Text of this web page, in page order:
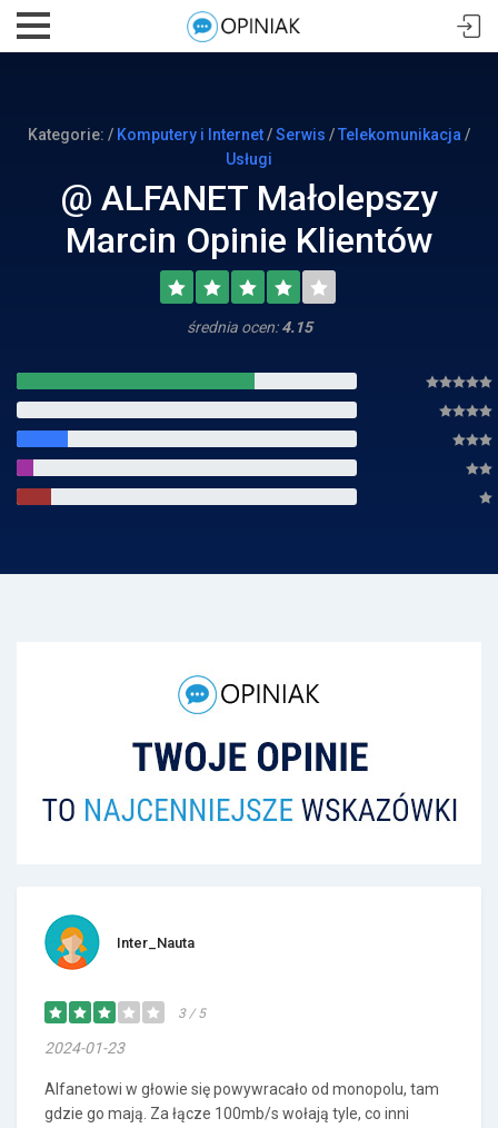
Kategorie: / Komputery i Internet/Serwis /Telekomunikacja /
Usługi
@ ALFANET Małolepszy
Marcin Opinie Klientów
średnia ocen:4.15
Inter_Nauta
3 / 5
2024-01-23
Alfanetowi w głowie się powywracało od monopolu, tam
gdzie go mają. Za łącze 100mb/s wołają tyle, co inni